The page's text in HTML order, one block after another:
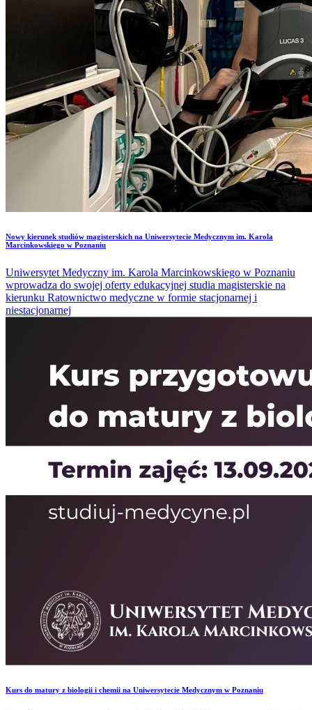
​Nowy kierunek studiów magisterskich na Uniwersytecie Medycznym im. Karola
Marcinkowskiego w Poznaniu
Uniwersytet Medyczny im. Karola Marcinkowskiego w Poznaniu
wprowadza do swojej oferty edukacyjnej studia magisterskie na
kierunku Ratownictwo medyczne w formie stacjonarnej i
niestacjonarnej
Kurs do matury z biologii i chemii na Uniwersytecie Medycznym w Poznaniu